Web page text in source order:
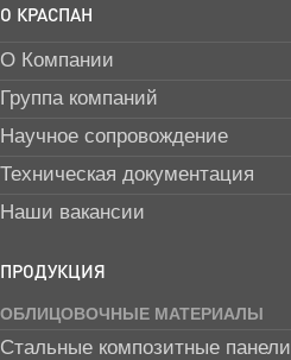
О КРАСПАН
О Компании
Группа компаний
Научное сопровождение
Техническая документация
Наши вакансии
ПРОДУКЦИЯ
ОБЛИЦОВОЧНЫЕ МАТЕРИАЛЫ
Стальные композитные панели